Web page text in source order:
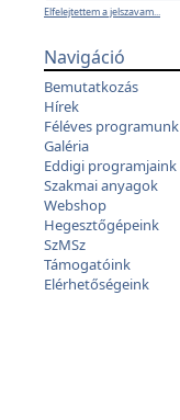
Elfelejtettem a jelszavam...
Navigáció
Bemutatkozás
Hírek
Féléves programunk
Galéria
Eddigi programjaink
Szakmai anyagok
Webshop
Hegesztőgépeink
SzMSz
Támogatóink
Elérhetőségeink